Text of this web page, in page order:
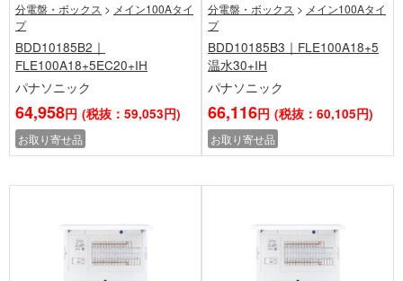
分電盤・ボックス > メイン100Aタイ
プ
BDD10185B2｜
FLE100A18+5EC20+IH
パナソニック
64,958円 (税抜：59,053円)
お取り寄せ品
分電盤・ボックス > メイン100Aタイ
プ
BDD10185B3｜FLE100A18+5
温水30+IH
パナソニック
66,116円 (税抜：60,105円)
お取り寄せ品